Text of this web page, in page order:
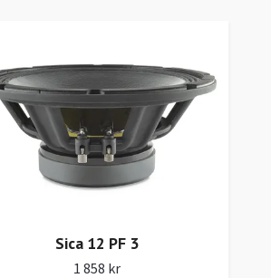
Sica 12 PF 3
1 858 kr